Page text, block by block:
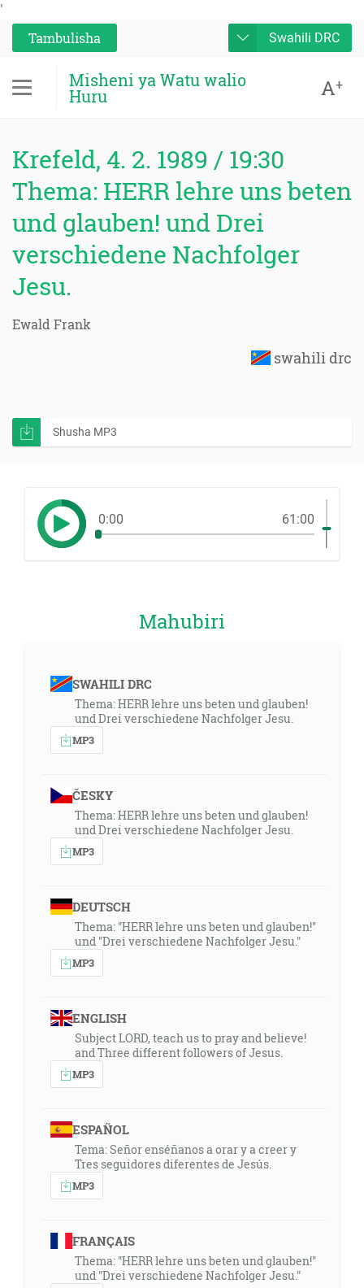
'
Tambulisha
Swahili DRC
Misheni ya Watu walio
Huru A+
Krefeld, 4. 2. 1989 / 19:30
Thema: HERR lehre uns beten
und glauben! und Drei
verschiedene Nachfolger
Jesu.
Ewald Frank
swahili drc
Shusha MP3
0:00 61:00
Mahubiri
SWAHILI DRC
Thema: HERR lehre uns beten und glauben!
und Drei verschiedene Nachfolger Jesu.
MP3
ČESKY
Thema: HERR lehre uns beten und glauben!
und Drei verschiedene Nachfolger Jesu.
MP3
DEUTSCH
Thema: "HERR lehre uns beten und glauben!"
und "Drei verschiedene Nachfolger Jesu."
MP3
ENGLISH
Subject LORD, teach us to pray and believe!
and Three different followers of Jesus.
MP3
ESPAÑOL
Tema: Señor enséñanos a orar y a creer y
Tres seguidores diferentes de Jesús.
MP3
FRANÇAIS
Thema: "HERR lehre uns beten und glauben!"
und "Drei verschiedene Nachfolger Jesu."